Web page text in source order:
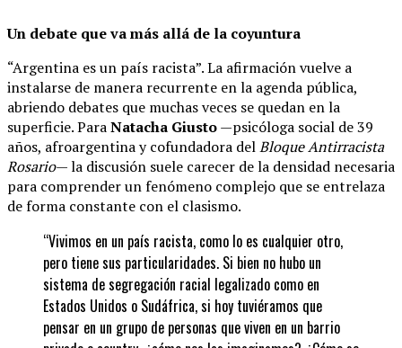
Un debate que va más allá de la coyuntura
“Argentina es un país racista”. La afirmación vuelve a
instalarse de manera recurrente en la agenda pública,
abriendo debates que muchas veces se quedan en la
superficie. ParaNatacha Giusto—psicóloga social de 39
años, afroargentina y cofundadora delBloque Antirracista
Rosario— la discusión suele carecer de la densidad necesaria
para comprender un fenómeno complejo que se entrelaza
de forma constante con el clasismo.
“Vivimos en un país racista, como lo es cualquier otro,
pero tiene sus particularidades. Si bien no hubo un
sistema de segregación racial legalizado como en
Estados Unidos o Sudáfrica, si hoy tuviéramos que
pensar en un grupo de personas que viven en un barrio